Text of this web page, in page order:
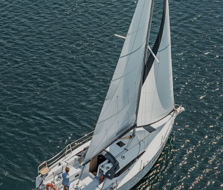
Odkrywaj Mazury z wody, kiedy chcesz i jak
chcesz. Poczuj wolność żeglowania.
Rezerwuj